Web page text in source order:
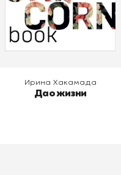
В корзину
Ирина Хакамада
Дао жизни